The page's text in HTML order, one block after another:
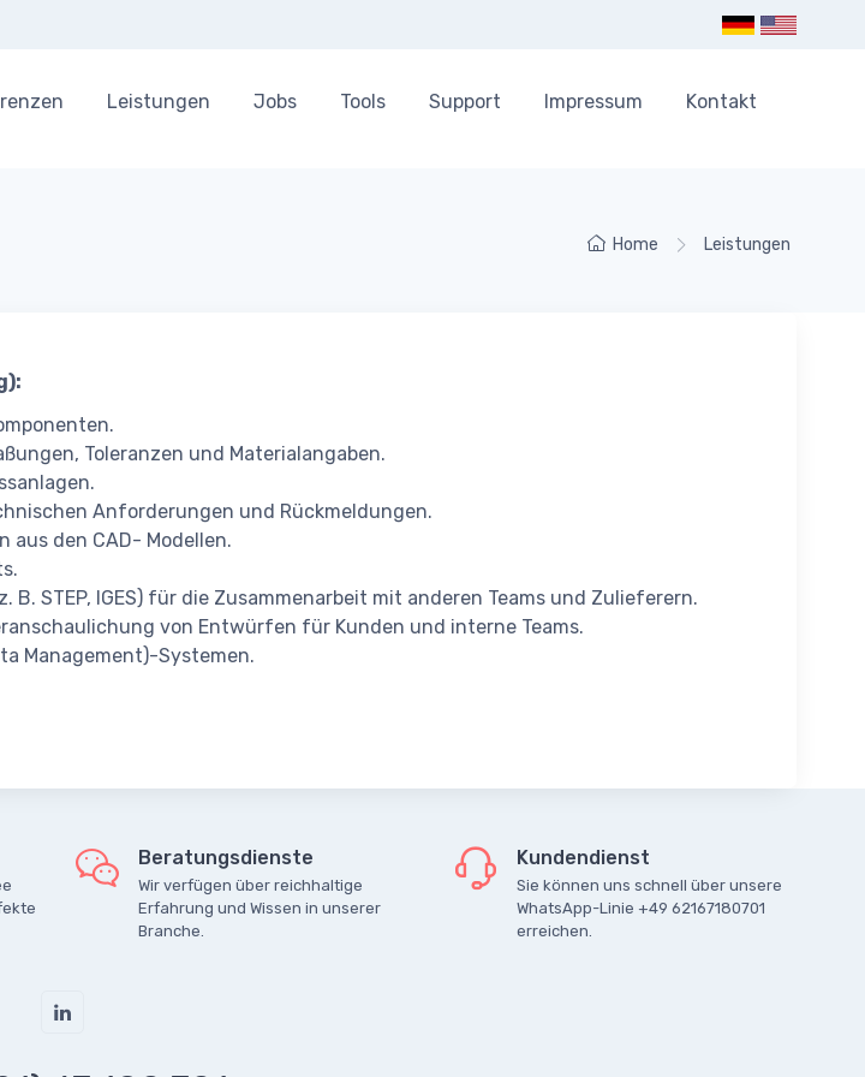
Leistungen Jobs Tools Support Impressum Kontakt
Home Leistungen
Toleranzen und Materialangaben.
Anforderungen und Rückmeldungen.
aus den CAD- Modellen.
STEP, IGES) für die Zusammenarbeit mit anderen Teams und Zulieferern.
von Entwürfen für Kunden und interne Teams.
Management)-Systemen.
Beratungsdienste
Wir verfügen über reichhaltige
Erfahrung und Wissen in unserer
Branche.
Kundendienst
Sie können uns schnell über unsere
WhatsApp-Linie +49 62167180701
erreichen.